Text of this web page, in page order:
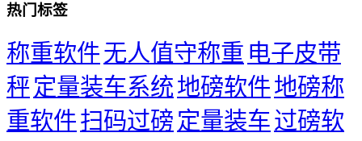
热门标签
称重软件无人值守称重 电子皮带
秤定量装车系统地磅软件地磅称
重软件扫码过磅 定量装车过磅软